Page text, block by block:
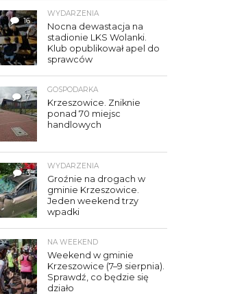
16
WYDARZENIA
Nocna dewastacja na
stadionie LKS Wolanki.
Klub opublikował apel do
sprawców
7
GOSPODARKA
Krzeszowice. Zniknie
ponad 70 miejsc
handlowych
3
WYDARZENIA
Groźnie na drogach w
gminie Krzeszowice.
Jeden weekend trzy
wpadki
NA WEEKEND
Weekend w gminie
Krzeszowice (7–9 sierpnia).
Sprawdź, co będzie się
działo